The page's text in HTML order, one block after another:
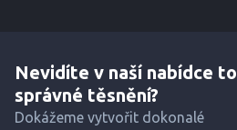
Nevidíte v naší nabídce to
správné těsnění?
Dokážeme vytvořit dokonalé